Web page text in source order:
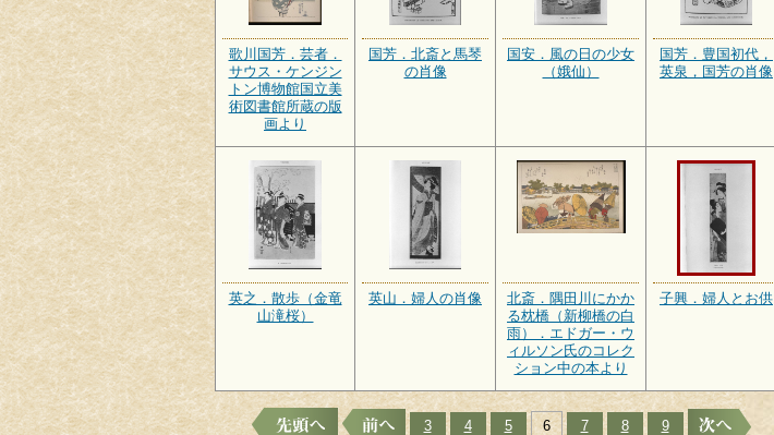
歌川国芳．芸者．
サウス・ケンジン
トン博物館国立美
術図書館所蔵の版
画より
国芳．北斎と馬琴
の肖像
国安．風の日の少女
（娥仙）
国芳．豊国初代，
英泉，国芳の肖像
英之．散歩（金竜
山滝桜）
英山．婦人の肖像
北斎．隅田川にかか
る枕橋（新柳橋の白
雨）．エドガー・ウ
ィルソン氏のコレク
ション中の本より
子興．婦人とお供
3 4 5 6 7 8 9